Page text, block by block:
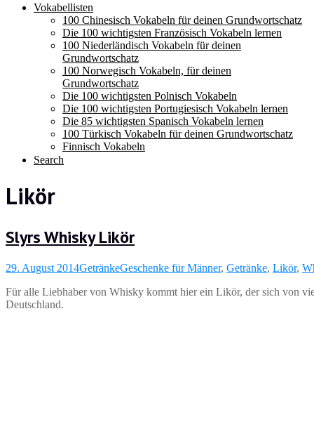
Vokabellisten
100 Chinesisch Vokabeln für deinen Grundwortschatz
Die 100 wichtigsten Französisch Vokabeln lernen
100 Niederländisch Vokabeln für deinen
Grundwortschatz
100 Norwegisch Vokabeln, für deinen
Grundwortschatz
Die 100 wichtigsten Polnisch Vokabeln
Die 100 wichtigsten Portugiesisch Vokabeln lernen
Die 85 wichtigsten Spanisch Vokabeln lernen
100 Türkisch Vokabeln für deinen Grundwortschatz
Finnisch Vokabeln
Search
Likör
Slyrs Whisky Likör
29. August 2014GetränkeGeschenke für Männer, Getränke, Likör,
Für alle Liebhaber von Whisky kommt hier ein Likör, der sich von
Deutschland.